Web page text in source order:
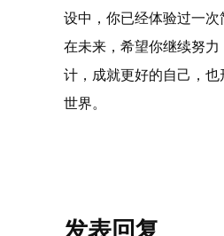
设中，你已经体验过一次
在未来，希望你继续努
计，成就更好的自己，
世界。
发表回复